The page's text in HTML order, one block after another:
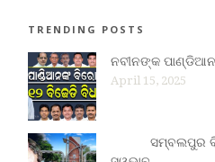
TRENDING POSTS
ନବୀନଙ୍କ
April 15, 2025
ସମ୍ବଲପୁର